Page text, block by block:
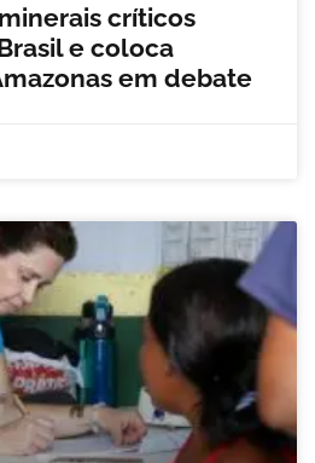
críticos
e coloca
em debate